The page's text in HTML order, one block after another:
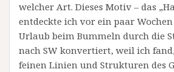
welcher Art. Dieses Motiv – das
entdeckte ich vor ein paar
Urlaub beim Bummeln durch die
nach SW konvertiert, weil ich
feinen Linien und Strukturen des